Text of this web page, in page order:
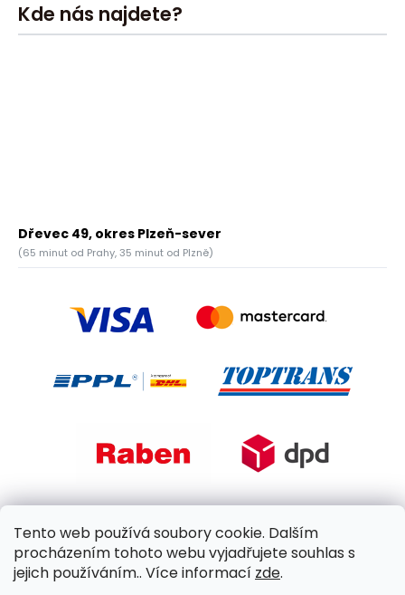
Tento web používá soubory cookie. Dalším
procházením tohoto webu vyjadřujete souhlas s
jejich používáním.. Více informací zde.
Kde nás najdete?
Dřevec 49, okres Plzeň-sever
(65 minut od Prahy, 35 minut od Plzně)